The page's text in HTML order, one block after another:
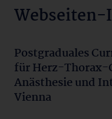
Postgraduales
für Herz-Thorax-
Anästhesie und
Vienna